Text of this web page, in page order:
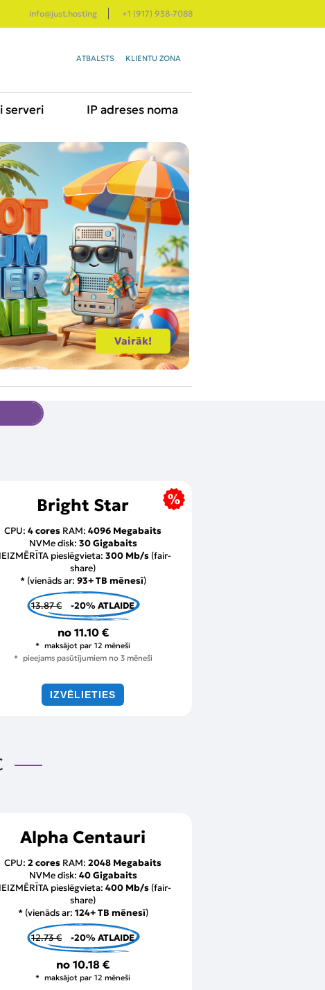
info@just.hosting +1 (917) 938-7088
ATBALSTS KLIENTU ZONA
serveri IP adreses noma
Vairāk!
SERVERIS
NO1.69 €
CPU: 1 core
RAM: 512 Megabaits
NVMe disk: 5 Gigabaits
NEIZMĒRĪTA pieslēgvieta:
10 Mbit (fair-share)
Kas?
Bright Star
CPU:4 cores RAM:4096 Megabaits
NVMe disk: 30 Gigabaits
pieslēgvieta:300 Mb/s (fair-
share)
* (vienāds ar: 93+ TB mēnesī)
13.87 € -20% ATLAIDE
no 11.10 €
maksājot par 12 mēneši
pieejams pasūtījumiem no 3 mēneši
IZVĒLIETIES
Alpha Centauri
CPU:2 cores RAM:2048 Megabaits
NVMe disk: 40 Gigabaits
pieslēgvieta:400 Mb/s (fair-
share)
* (vienāds ar: 124+ TB mēnesī)
12.73 € -20% ATLAIDE
no10.18 €
maksājot par 12 mēneši